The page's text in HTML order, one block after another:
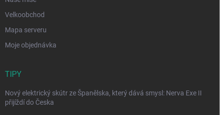
Velkoobchod
Mapa serveru
Moje objednávka
TIPY
Nový elektrický skútr ze Španělska, který dává smysl: Nerva Exe II
přijíždí do Česka